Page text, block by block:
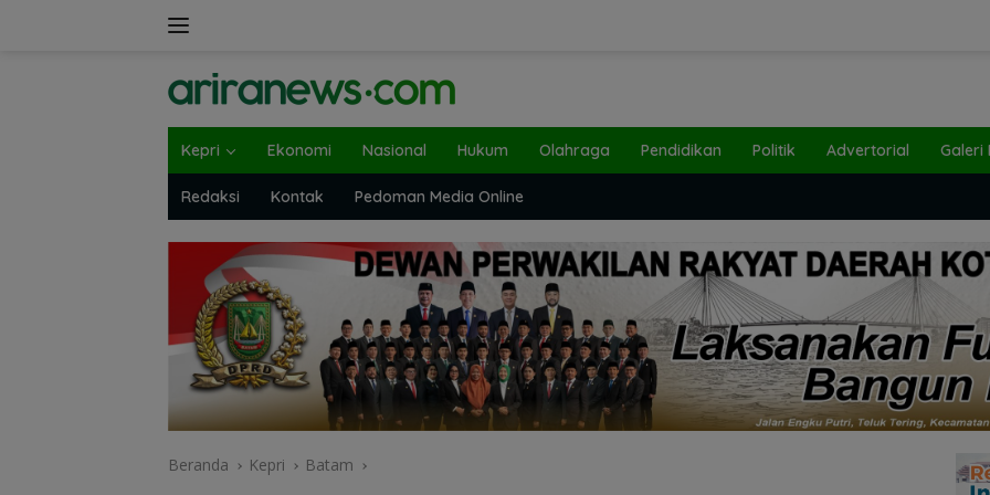
Kepri Ekonomi Nasional Hukum Olahraga Pendidikan Politik Advertorial Galeri
Redaksi Kontak Pedoman Media Online
Beranda Kepri Batam